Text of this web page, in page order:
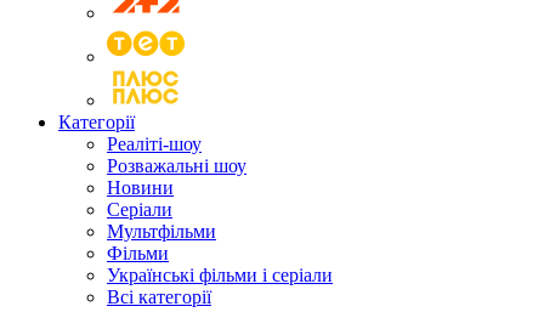
Категорії
Реаліті-шоу
Розважальні шоу
Новини
Серіали
Мультфільми
Фільми
Українські фільми і серіали
Всі категорії